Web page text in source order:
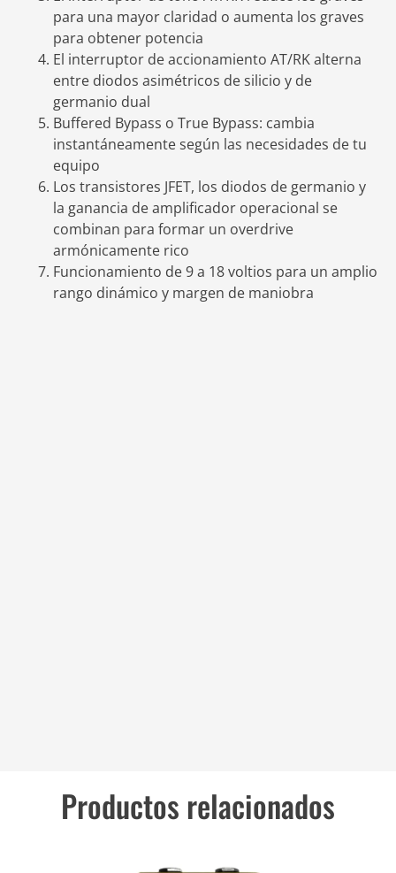
para una mayor claridad o aumenta los graves
para obtener potencia
El interruptor de accionamiento AT/RK alterna
entre diodos asimétricos de silicio y de
germanio dual
Buffered Bypass o True Bypass: cambia
instantáneamente según las necesidades de tu
equipo
Los transistores JFET, los diodos de germanio y
la ganancia de amplificador operacional se
combinan para formar un overdrive
armónicamente rico
Funcionamiento de 9 a 18 voltios para un amplio
rango dinámico y margen de maniobra
Productos relacionados